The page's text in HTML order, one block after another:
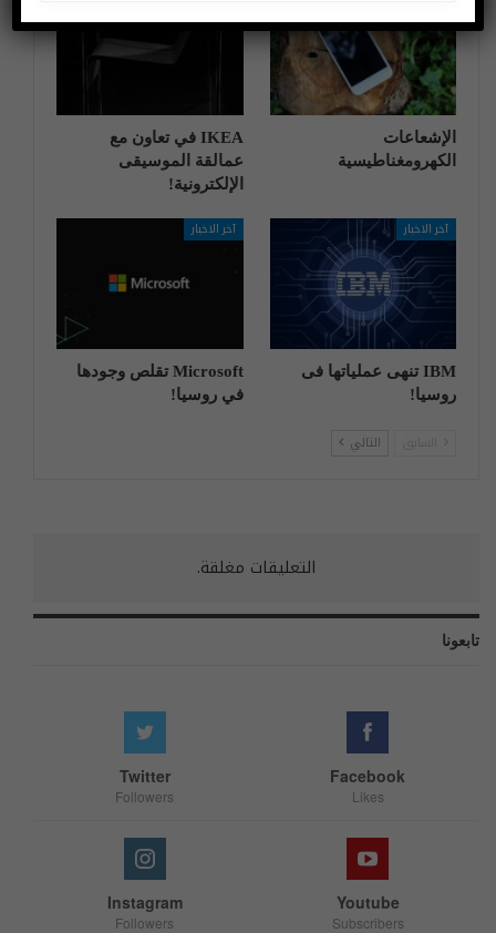
الإشعاعات
الكهرومغناطيسية
IKEA في تعاون مع
عمالقة الموسيقى
الإلكترونية!
آخر الاخبار
IBM تنهی عملیاتها فی
روسیا!
آخر الاخبار
Microsoft تقلص وجودها
في روسيا!
التالي
التعليقات مغلقة.
تابعونا
Facebook
Likes
Twitter
Followers
Youtube
Subscribers
Instagram
Followers